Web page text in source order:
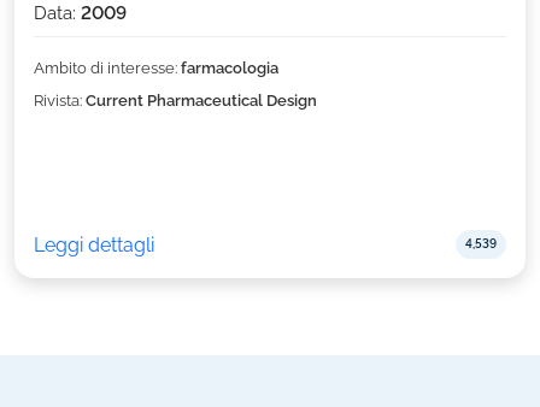
4,539
Data: 2009
Ambito di interesse: farmacologia
Rivista: Current Pharmaceutical Design
Leggi dettagli